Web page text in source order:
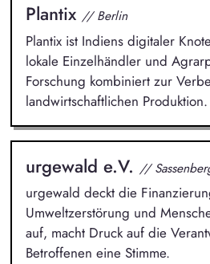
Plantix // Berlin
Plantix ist Indiens digitaler
lokale Einzelhändler und
Forschung kombiniert zur
landwirtschaftlichen Produktion.
urgewald e.V. //
urgewald deckt die
Umweltzerstörung und
auf, macht Druck auf die
Betroffenen eine Stimme.